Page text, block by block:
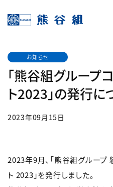
お知らせ
「熊谷組グループ
ト2023」の発行に
2023年09月15日
2023年9月、「熊谷組グルー
ト 2023」を発行しました。